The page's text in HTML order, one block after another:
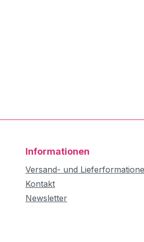
Informationen
Versand- und
Kontakt
Newsletter